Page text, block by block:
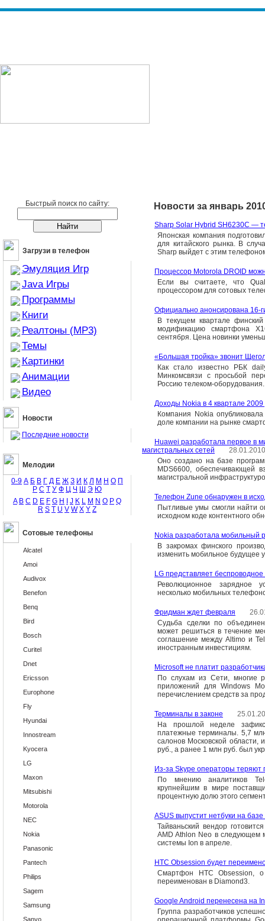
Быстрый поиск по сайту:
Загрузи в телефон
Эмуляция Игр
Java Игры
Программы
Книги
Реалтоны (MP3)
Темы
Картинки
Анимации
Видео
Новости
Последние новости
Мелодии
0-9 А Б В Г Д Е Ж З И К Л М Н О П
Р С Т У Ф Ц Ч Ш Э Ю
A B C D E F G H J K L M N O P Q
R S T U V W X Y Z
Сотовые телефоны
Alcatel
Amoi
Audivox
Benefon
Benq
Bird
Bosch
Curitel
Dnet
Ericsson
Europhone
Fly
Hyundai
Innostream
Kyocera
LG
Maxon
Mitsubishi
Motorola
NEC
Nokia
Panasonic
Pantech
Philips
Sagem
Samsung
Sanyo
Новости за январь
Sharp Solar Hybrid SH6230C —
Японская компания
для китайского рынка. В
Sharp выйдет с этим
Процессор Motorola DROID
Если вы считаете, что
процессором для сотовых
Официально анонсирована 16-
В текущем квартале
модификацию смартфона
сентября. Цена новинки
«Большая тройка» звонит
Как стало известно РБК
Минкомсвязи с просьбой
Россию телеком-оборудования.
Доходы Nokia в 4 квартале 2009
Компания Nokia
доле компании на рынке
Huawei разработала первое в
магистральных сетей
28.01.2010
Оно создано на базе
MDS6600, обеспечивающей
магистральной
Телефон Zune обнаружен в
Пытливые умы смогли найти
исходном коде контентного
Nokia разработала мобильный
В закромах финского
изменить мобильное будущее
LG представляет
Революционное зарядное
несколько мобильных
Фридман ждет февраля
Судьба сделки по
может решиться в течение
соглашение между Altimo и
иностранным инвестициям.
Microsoft не платит
По слухам из Сети, многие
приложений для Windows
перечислением средств за
Терминалы в законе
На прошлой неделе
платежные терминалы. 5,7
салонов Московской области,
руб., а ранее 1 млн руб. был
Из-за Skype операторы теряют
По мнению аналитиков
крупнейшим в мире
процентную долю этого
ASUS выпустит нетбуки на
Тайваньский вендор
AMD Athlon Neo в следующем
системы Ion в апреле.
HTC Obsession будет
Смартфон HTC Obsession,
переименован в Diamond3.
Google Android перенесена на
Группа разработчиков